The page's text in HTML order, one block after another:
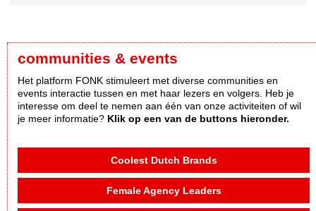
communities & events
Het platform FONK stimuleert met diverse communities en
events interactie tussen en met haar lezers en volgers. Heb je
interesse om deel te nemen aan één van onze activiteiten of wil
je meer informatie? Klik op een van de buttons hieronder.
Coolest Dutch Brands
Female Agency Leaders